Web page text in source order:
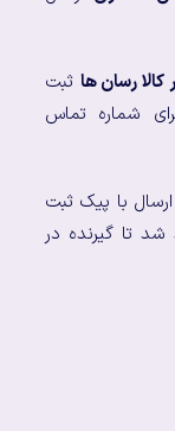
رسان ها ثبت
شماره تماس
با پیک ثبت
شد تا گیرنده در